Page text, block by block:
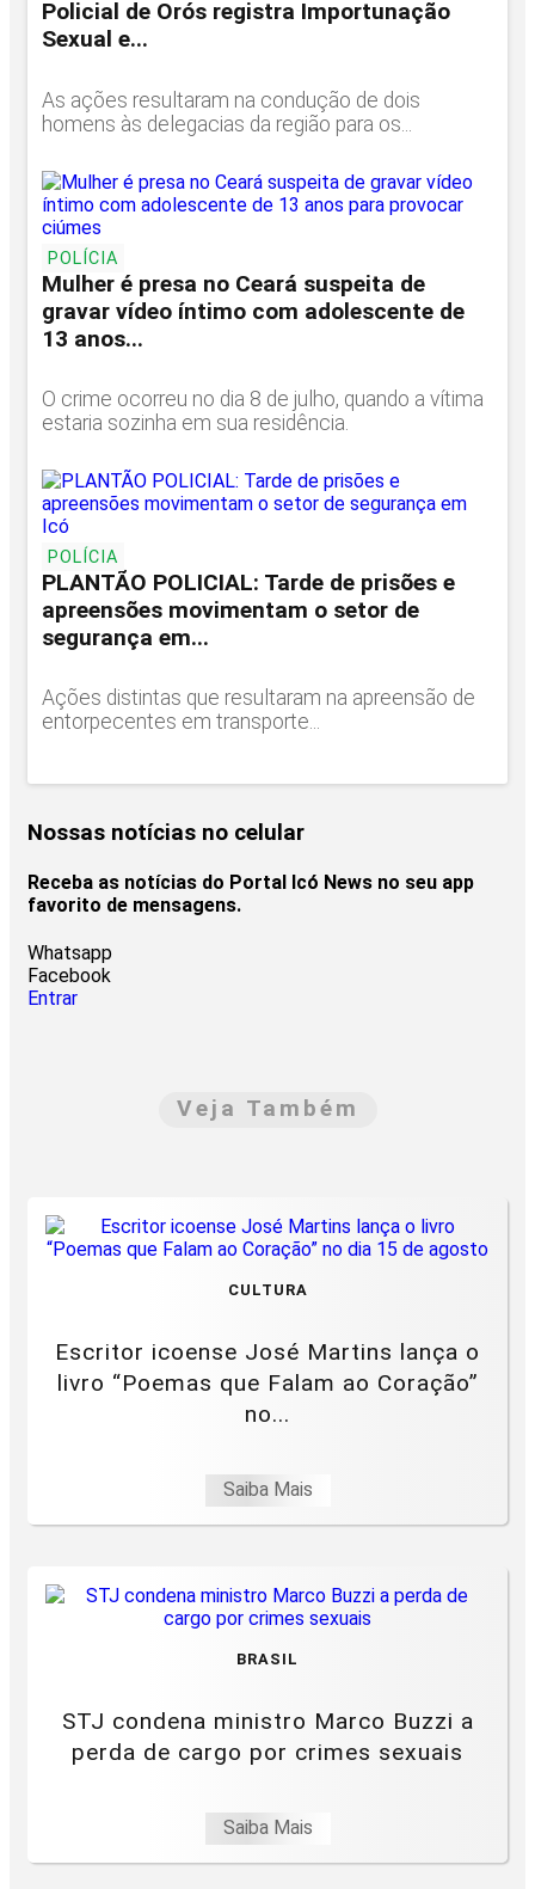
Policial de Orós registra Importunação
Sexual e...
As ações resultaram na condução de dois
homens às delegacias da região para os...
POLÍCIA
Mulher é presa no Ceará suspeita de
gravar vídeo íntimo com adolescente de
13 anos...
O crime ocorreu no dia 8 de julho, quando a vítima
estaria sozinha em sua residência.
POLÍCIA
PLANTÃO POLICIAL: Tarde de prisões e
apreensões movimentam o setor de
segurança em...
Ações distintas que resultaram na apreensão de
entorpecentes em transporte...
Nossas notícias no celular
Receba as notícias do Portal Icó News no seu app
favorito de mensagens.
Whatsapp
Facebook
Entrar
Veja Também
CULTURA
Escritor icoense José Martins lança o
livro “Poemas que Falam ao Coração”
no...
Saiba Mais
BRASIL
STJ condena ministro Marco Buzzi a
perda de cargo por crimes sexuais
Saiba Mais